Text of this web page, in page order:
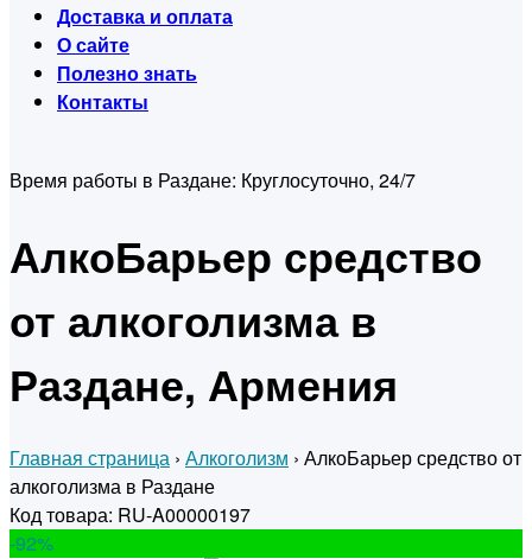
Доставка и оплата
О сайте
Полезно знать
Контакты
Время работы в Раздане: Круглосуточно, 24/7
АлкоБарьер средство
от алкоголизма в
Раздане, Армения
Главная страница › Алкоголизм › АлкоБарьер средство от
алкоголизма в Раздане
Код товара: RU-A00000197
-92%